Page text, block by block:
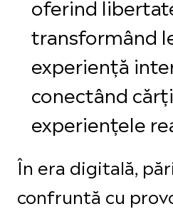
oferind
transformând
experiență
conectând
experiențele
În era digitală,
confruntă cu